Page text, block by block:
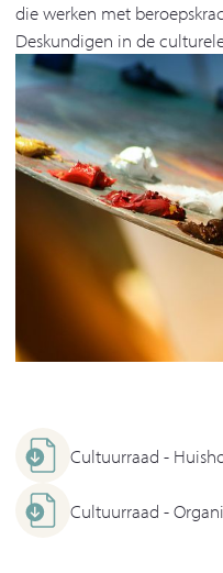
die werken met
Deskundigen in de
Cultuurraad -
Cultuurraad -